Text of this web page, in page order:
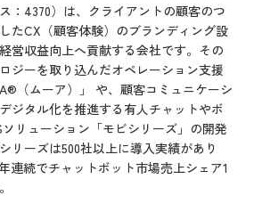
：4370）は、クライアントの顧客のつ
たCX（顧客体験）のブランディング設
営収益向上へ貢献する会社です。その
ジーを取り込んだオペレーション支援
（ムーア）」 や、顧客コミュニケーシ
ジタル化を推進する有人チャットやボ
リューション「モビシリーズ」の開発
リーズは500社以上に導入実績があり
連続でチャットボット市場売上シェア1